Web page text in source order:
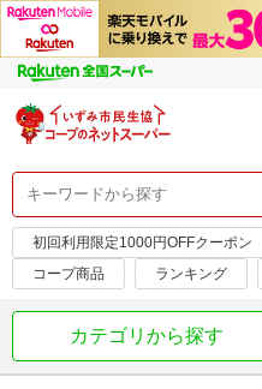
初回利用限定1000円OFFクーポン
コープ商品
ランキング
カテゴリから探す